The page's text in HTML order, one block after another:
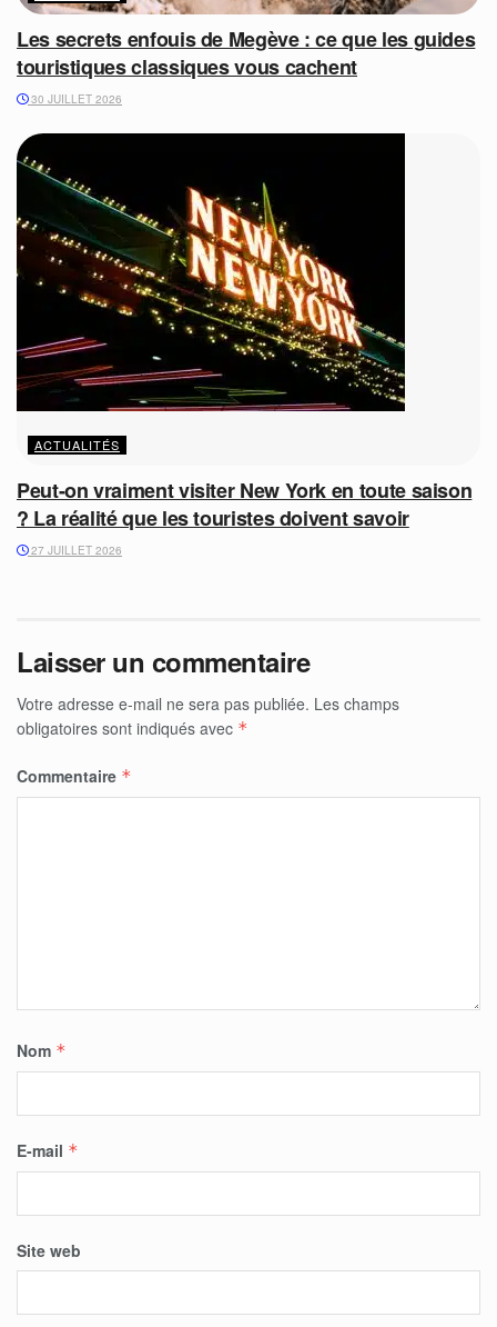
Les secrets enfouis de Megève : ce que les guides
touristiques classiques vous cachent
30 JUILLET 2026
ACTUALITÉS
Peut-on vraiment visiter New York en toute saison
? La réalité que les touristes doivent savoir
27 JUILLET 2026
Laisser un commentaire
Votre adresse e-mail ne sera pas publiée. Les champs
obligatoires sont indiqués avec *
Commentaire *
Nom *
E-mail *
Site web